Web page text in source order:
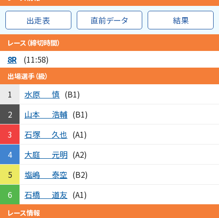
出走表 直前データ 結果
レース（締切時間）
8R (11:58)
出場選手（級）
1 水原 慎 (B1)
2
山本 浩輔 (B1)
3
石塚 久也 (A1)
4
大庭 元明 (A2)
5
塩嶋 泰空 (B2)
6
石橋 道友 (A1)
レース情報